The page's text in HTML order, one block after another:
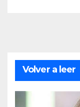
Volver a leer